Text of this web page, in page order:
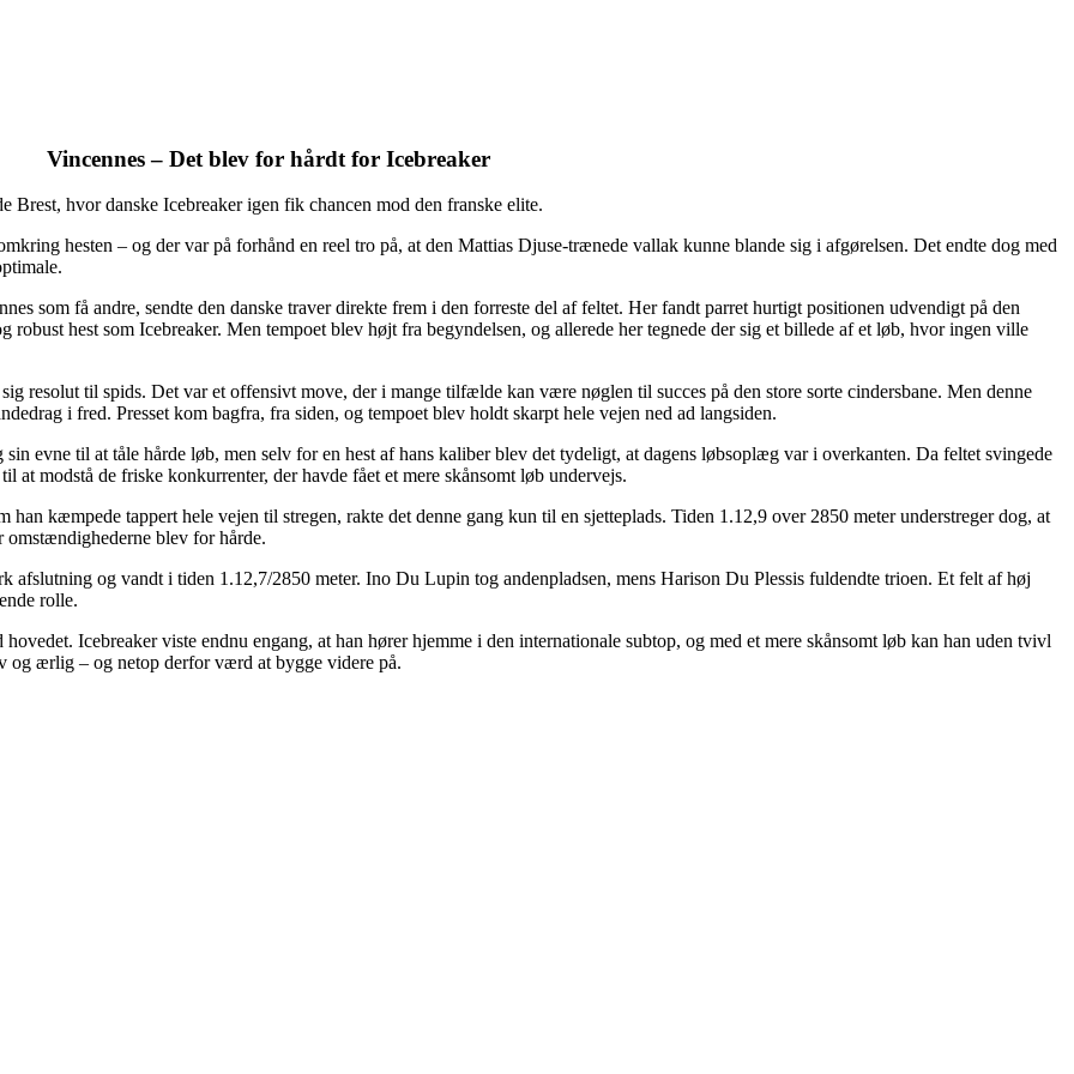
Vincennes – Det blev for hårdt for Icebreaker
Brest, hvor danske Icebreaker igen fik chancen mod den franske elite.
hesten – og der var på forhånd en reel tro på, at den Mattias Djuse‑trænede vallak kunne blande sig i afgørelsen. Det endte dog med
som få andre, sendte den danske traver direkte frem i den forreste del af feltet. Her fandt parret hurtigt positionen udvendigt på den
hest som Icebreaker. Men tempoet blev højt fra begyndelsen, og allerede her tegnede der sig et billede af et løb, hvor ingen ville
resolut til spids. Det var et offensivt move, der i mange tilfælde kan være nøglen til succes på den store sorte cindersbane. Men denne
i fred. Presset kom bagfra, fra siden, og tempoet blev holdt skarpt hele vejen ned ad langsiden.
evne til at tåle hårde løb, men selv for en hest af hans kaliber blev det tydeligt, at dagens løbsoplæg var i overkanten. Da feltet svingede
modstå de friske konkurrenter, der havde fået et mere skånsomt løb undervejs.
han kæmpede tappert hele vejen til stregen, rakte det denne gang kun til en sjetteplads. Tiden 1.12,9 over 2850 meter understreger dog, at
blev for hårde.
afslutning og vandt i tiden 1.12,7/2850 meter. Ino Du Lupin tog andenpladsen, mens Harison Du Plessis fuldendte trioen. Et felt af høj
rolle.
Icebreaker viste endnu engang, at han hører hjemme i den internationale subtop, og med et mere skånsomt løb kan han uden tvivl
og ærlig – og netop derfor værd at bygge videre på.